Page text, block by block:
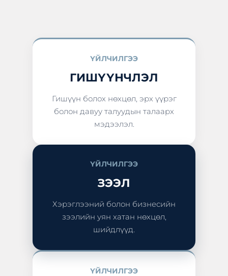
ҮЙЛЧИЛГЭЭ
ГИШҮҮНЧЛЭЛ
Гишүүн болох нөхцөл, эрх үүрэг
болон давуу талуудын талаарх
мэдээлэл.
ҮЙЛЧИЛГЭЭ
ЗЭЭЛ
Хэрэглээний болон бизнесийн
зээлийн уян хатан нөхцөл,
шийдлүүд.
ҮЙЛЧИЛГЭЭ